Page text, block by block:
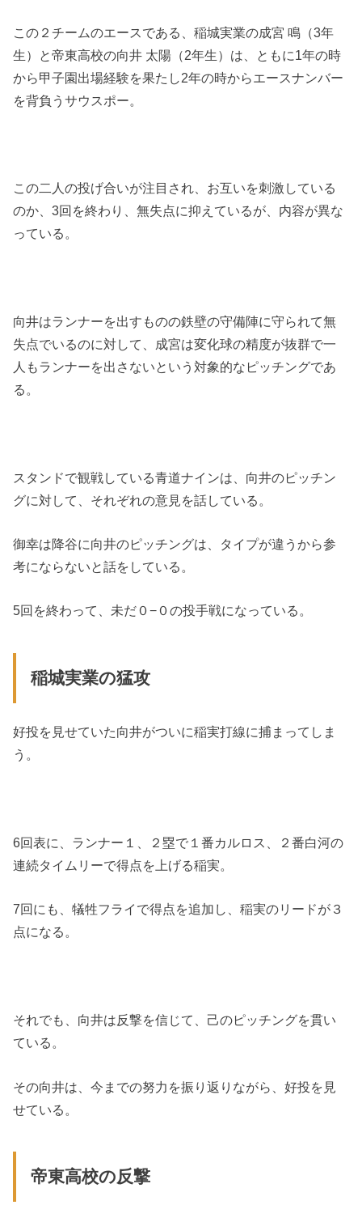
この２チームのエースである、稲城実業の成宮 鳴（3年
生）と帝東高校の向井 太陽（2年生）は、ともに1年の時
から甲子園出場経験を果たし2年の時からエースナンバー
を背負うサウスポー。
この二人の投げ合いが注目され、お互いを刺激している
のか、3回を終わり、無失点に抑えているが、内容が異な
っている。
向井はランナーを出すものの鉄壁の守備陣に守られて無
失点でいるのに対して、成宮は変化球の精度が抜群で一
人もランナーを出さないという対象的なピッチングであ
る。
スタンドで観戦している青道ナインは、向井のピッチン
グに対して、それぞれの意見を話している。
御幸は降谷に向井のピッチングは、タイプが違うから参
考にならないと話をしている。
5回を終わって、未だ０−０の投手戦になっている。
稲城実業の猛攻
好投を見せていた向井がついに稲実打線に捕まってしま
う。
6回表に、ランナー１、２塁で１番カルロス、２番白河の
連続タイムリーで得点を上げる稲実。
7回にも、犠牲フライで得点を追加し、稲実のリードが３
点になる。
それでも、向井は反撃を信じて、己のピッチングを貫い
ている。
その向井は、今までの努力を振り返りながら、好投を見
せている。
帝東高校の反撃